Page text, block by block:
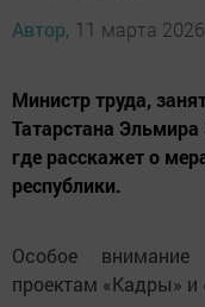
Автор, 11 марта
Министр труда,
Татарстана
где расскажет о
республики.
Особое
проектам «Кадры» и